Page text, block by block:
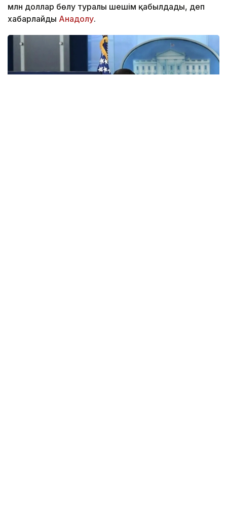
млн доллар бөлу туралы шешім қабылдады, деп
хабарлайды Анадолу.